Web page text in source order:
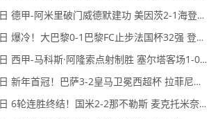
2026年01月14日 德甲-阿米里破门威德默建功 美因茨2-1海登海姆
2026年01月13日 爆冷！大巴黎0-1巴黎FC止步法国杯32强 登贝莱失单刀埃梅里中框
2026年01月13日 西甲-马科斯·阿隆索点射制胜 塞尔塔客场1-0塞维利亚
2026年01月12日 新年首冠！巴萨3-2皇马卫冕西超杯 拉菲尼亚双响维尼修斯一条龙
2026年01月12日 6轮连胜终结！国米2-2那不勒斯 麦克托米奈双响恰20点射孔蒂染红